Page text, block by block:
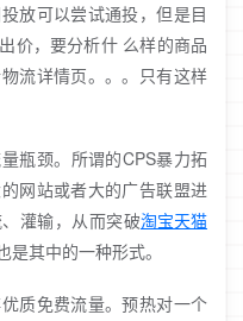
放可以尝试通投，但是目
价，要分析什 么样的商品
流详情页。。。只有这样
瓶颈。所谓的CPS暴力拓
网站或者大的广告联盟进
灌输，从而突破淘宝天猫
其中的一种形式。
质免费流量。预热对一个